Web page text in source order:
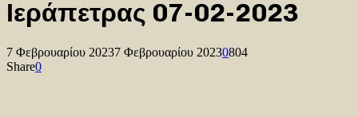
Ιεράπετρας 07-02-2023
7 Φεβρουαρίου 20237 Φεβρουαρίου 20230804
Share0